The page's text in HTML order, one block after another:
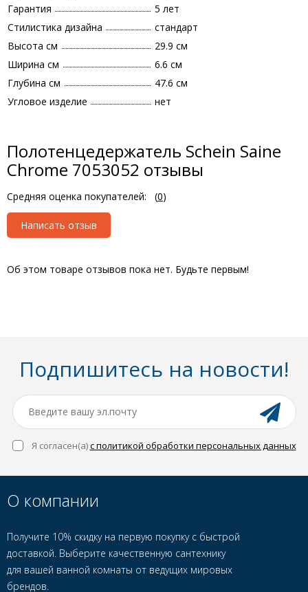
Гарантия
5 лет
Стилистика дизайна
стандарт
Высота см
29.9 см
Ширина см
6.6 см
Глубина см
47.6 см
Угловое изделие
нет
Полотенцедержатель Schein Saine
Chrome 7053052 отзывы
Средняя оценка покупателей: (0)
Написать отзыв
Об этом товаре отзывов пока нет. Будьте первым!
Подпишитесь на новости!
Я согласен(a)с политикой обработки персональных данных
О компании
Получите 10% скидку на первую покупку с быстрой
доставкой. Выберите качественную сантехнику
для вашей ванной комнаты от ведущих мировых
брендов.